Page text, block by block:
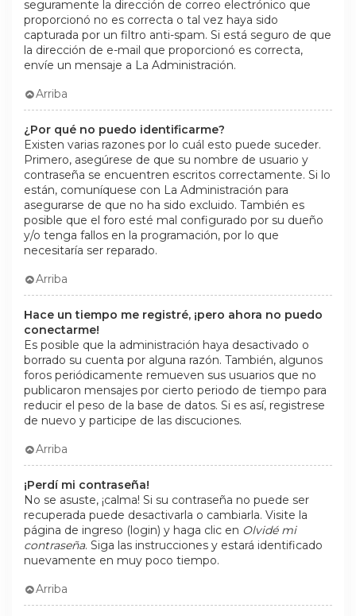
seguramente la dirección de correo electrónico que
proporcionó no es correcta o tal vez haya sido
capturada por un filtro anti-spam. Si está seguro de que
la dirección de e-mail que proporcionó es correcta,
envíe un mensaje a La Administración.
Arriba
¿Por qué no puedo identificarme?
Existen varias razones por lo cuál esto puede suceder.
Primero, asegúrese de que su nombre de usuario y
contraseña se encuentren escritos correctamente. Si lo
están, comuníquese con La Administración para
asegurarse de que no ha sido excluido. También es
posible que el foro esté mal configurado por su dueño
y/o tenga fallos en la programación, por lo que
necesitaría ser reparado.
Arriba
Hace un tiempo me registré, ¡pero ahora no puedo
conectarme!
Es posible que la administración haya desactivado o
borrado su cuenta por alguna razón. También, algunos
foros periódicamente remueven sus usuarios que no
publicaron mensajes por cierto periodo de tiempo para
reducir el peso de la base de datos. Si es así, registrese
de nuevo y participe de las discuciones.
Arriba
¡Perdí mi contraseña!
No se asuste, ¡calma! Si su contraseña no puede ser
recuperada puede desactivarla o cambiarla. Visite la
página de ingreso (login) y haga clic en Olvidé mi
contraseña. Siga las instrucciones y estará identificado
nuevamente en muy poco tiempo.
Arriba